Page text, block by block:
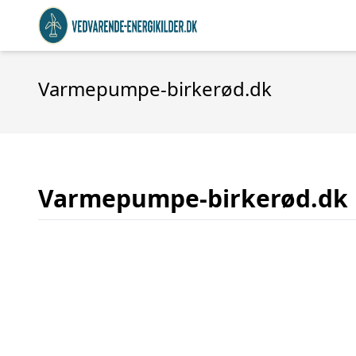
Varmepumpe-birkerød.dk
Varmepumpe-birkerød.dk